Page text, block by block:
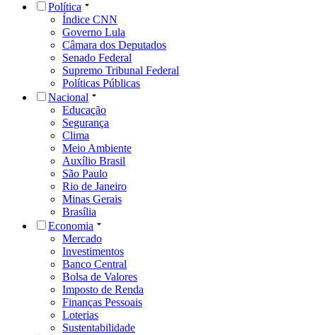
Política
Índice CNN
Governo Lula
Câmara dos Deputados
Senado Federal
Supremo Tribunal Federal
Políticas Públicas
Nacional
Educação
Segurança
Clima
Meio Ambiente
Auxílio Brasil
São Paulo
Rio de Janeiro
Minas Gerais
Brasília
Economia
Mercado
Investimentos
Banco Central
Bolsa de Valores
Imposto de Renda
Finanças Pessoais
Loterias
Sustentabilidade